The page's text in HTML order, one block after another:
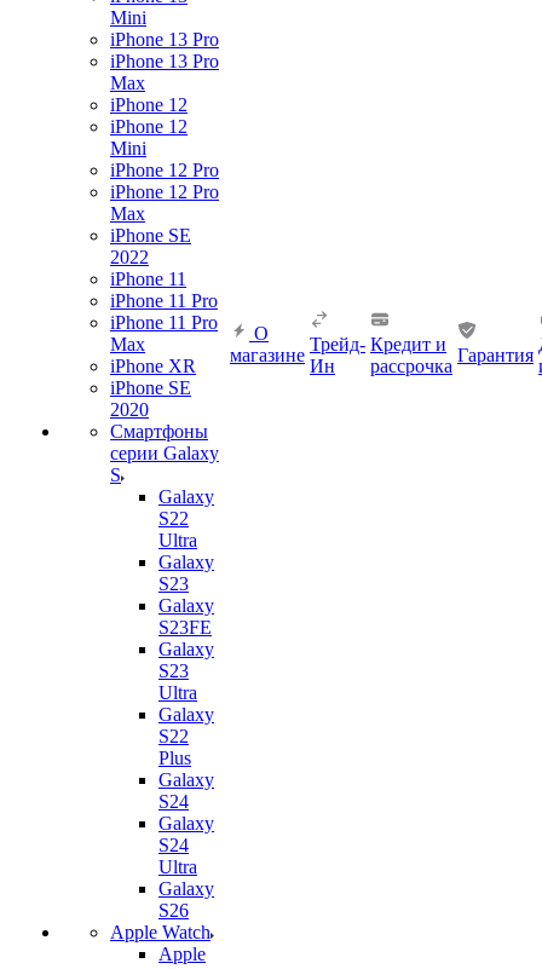
Mini
iPhone 13 Pro
iPhone 13 Pro
Max
iPhone 12
iPhone 12
Mini
iPhone 12 Pro
iPhone 12 Pro
Max
iPhone SE
2022
iPhone 11
iPhone 11 Pro
iPhone 11 Pro
Max
iPhone XR
iPhone SE
2020
Смартфоны
серии Galaxy
S
Galaxy
S22
Ultra
Galaxy
S23
Galaxy
S23FE
Galaxy
S23
Ultra
Galaxy
S22
Plus
Galaxy
S24
Galaxy
S24
Ultra
Galaxy
S26
Apple Watch
Apple
О
магазине
Трейд-
Ин
Кредит и
рассрочка
Гарантия